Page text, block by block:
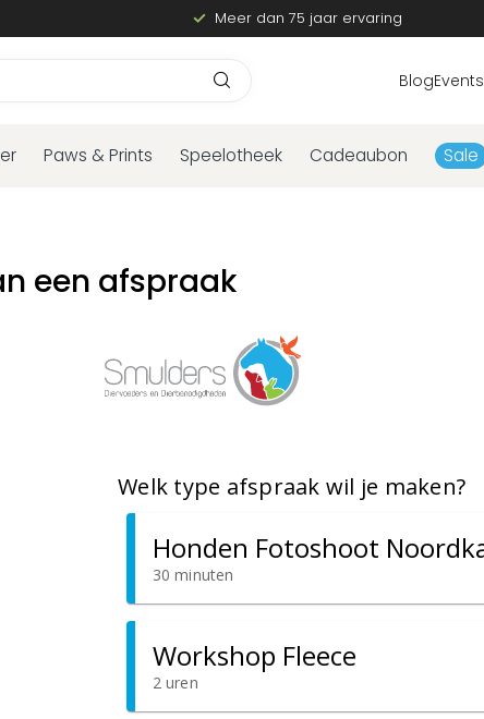
Meer dan 75 jaar ervaring
BlogEvents
Paws & Prints Speelotheek Cadeaubon Sale
een afspraak